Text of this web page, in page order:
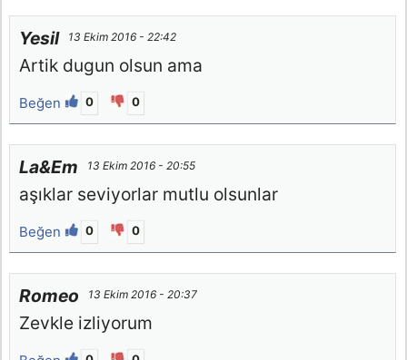
Yesil 13 Ekim 2016 - 22:42
Artik dugun olsun ama
Beğen 0 0
La&Em 13 Ekim 2016 - 20:55
aşıklar seviyorlar mutlu olsunlar
Beğen 0 0
Romeo 13 Ekim 2016 - 20:37
Zevkle izliyorum